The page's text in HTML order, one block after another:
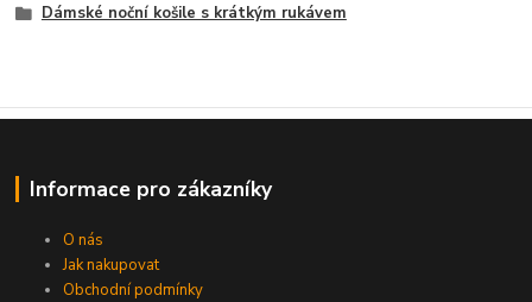
Dámské noční košile s krátkým rukávem
Informace pro zákazníky
O nás
Jak nakupovat
Obchodní podmínky